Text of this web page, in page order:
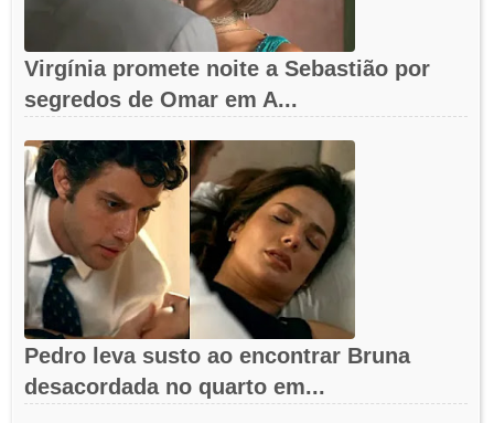
Virgínia promete noite a Sebastião por
segredos de Omar em A...
Pedro leva susto ao encontrar Bruna
desacordada no quarto em...